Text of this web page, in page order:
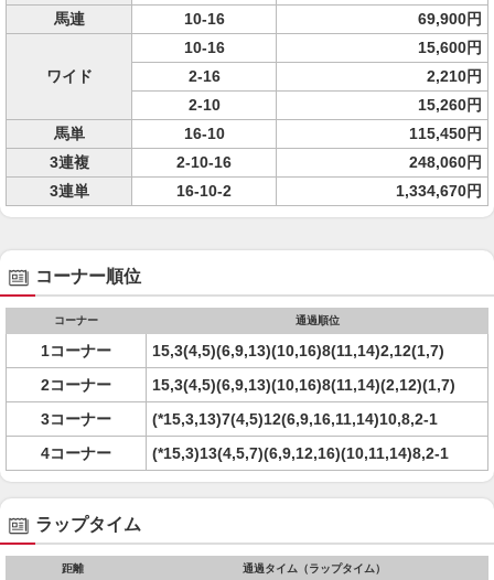
馬連
10-16 69,900円
ワイド
10-16
15,600円
2-16
2,210円
2-10
15,260円
馬単
16-10
115,450円
3連複
2-10-16
248,060円
3連単
16-10-2 1,334,670円
コーナー順位
コーナー 通過順位
1コーナー
15,3(4,5)(6,9,13)(10,16)8(11,14)2,12(1,7)
2コーナー
15,3(4,5)(6,9,13)(10,16)8(11,14)(2,12)(1,7)
3コーナー
(*15,3,13)7(4,5)12(6,9,16,11,14)10,8,2-1
4コーナー
(*15,3)13(4,5,7)(6,9,12,16)(10,11,14)8,2-1
ラップタイム
距離 通過タイム（ラップタイム）